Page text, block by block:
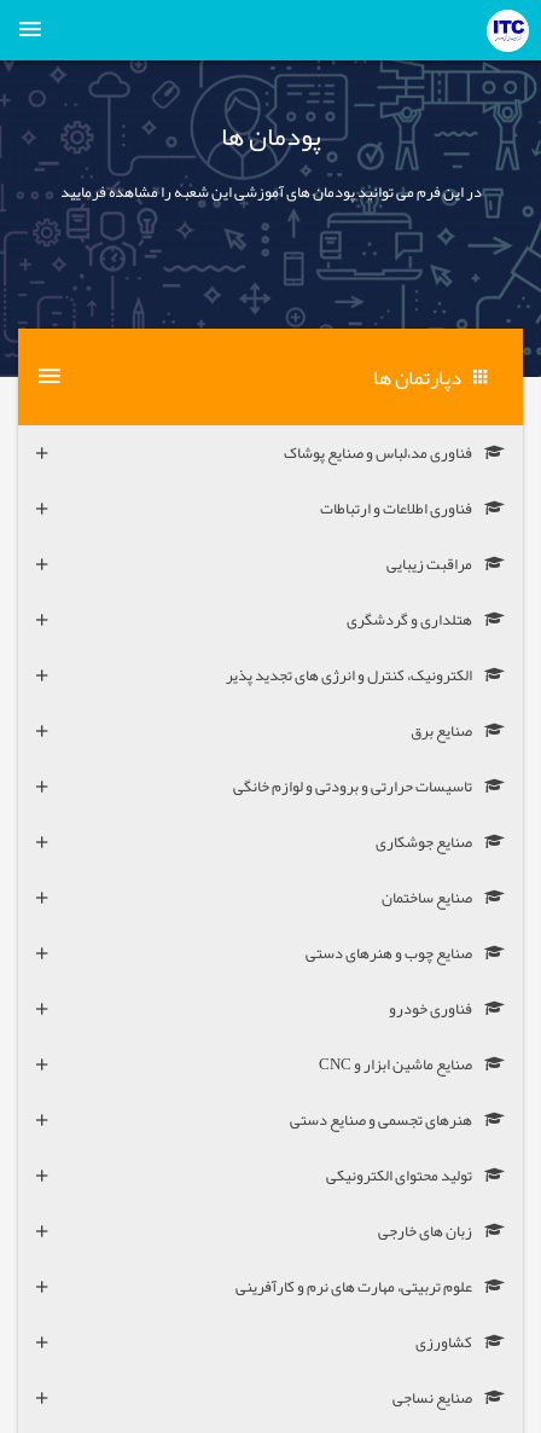
پودمان ها
در این فرم می توانید پودمان های آموزشی این شعبه را مشاهده فرمایید
دپارتمان ها
فناوری مد،لباس و صنایع پوشاک
فناوری اطلاعات و ارتباطات
مراقبت زیبایی
هتلداری و گردشگری
الکترونیک، کنترل و انرژی های تجدید پذیر
صنایع برق
تاسیسات حرارتی و برودتی و لوازم خانگی
صنایع جوشکاری
صنایع ساختمان
صنایع چوب و هنرهای دستی
فناوری خودرو
صنایع ماشین ابزار و CNC
هنرهای تجسمی و صنایع دستی
تولید محتوای الکترونیکی
زبان های خارجی
علوم تربیتی، مهارت های نرم و کارآفرینی
کشاورزی
صنایع نساجی